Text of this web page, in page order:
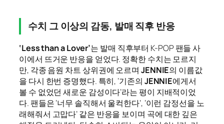
수치 그 이상의 감동, 발매 직후 반응
‘Less than a Lover’는 발매 직후부터 K-POP 팬들 사
이에서 뜨거운 반응을 얻었다. 정확한 수치는 모르지
만, 각종 음원 차트 상위권에 오르며 JENNIE의 이름값
을 다시 한번 증명했다. 특히, ‘기존의 JENNIE에게서
볼 수 없었던 새로운 감성이다’라는 평이 지배적이었
다. 팬들은 ‘너무 솔직해서 울컥한다’, ‘이런 감정선을 노
래해줘서 고맙다’ 같은 반응을 보이며 곡에 대한 깊은